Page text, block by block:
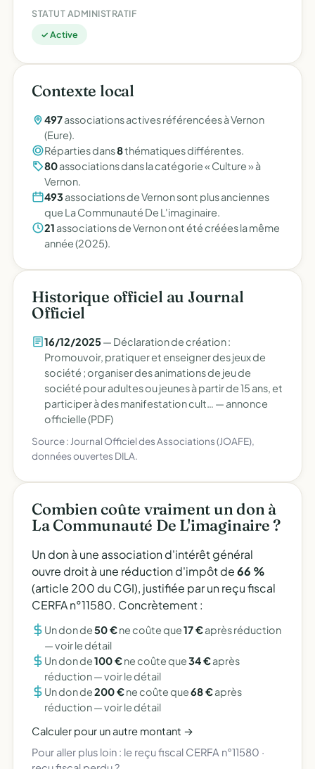
STATUT ADMINISTRATIF
✓ Active
Contexte local
497associations actives référencées à Vernon
(Eure).
Réparties dans8thématiques différentes.
80associations dans la catégorie « Culture » à
Vernon.
493associations de Vernon sont plus anciennes
que La Communauté De L'imaginaire.
21 associations de Vernon ont été créées la même
année (2025).
Historique officiel au Journal
Officiel
16/12/2025— Déclaration de création :
Promouvoir, pratiquer et enseigner des jeux de
société ; organiser des animations de jeu de
société pour adultes ou jeunes à partir de 15 ans, et
participer à des manifestation cult… — annonce
officielle (PDF)
Source : Journal Officiel des Associations (JOAFE),
données ouvertes DILA.
Combien coûte vraiment un don à
La Communauté De L'imaginaire ?
Un don à une association d'intérêt général
ouvre droit à une réduction d'impôt de66 %
(article 200 du CGI), justifiée par un reçu fiscal
CERFA n°11580. Concrètement :
Un don de50 €ne coûte que17 €après réduction
—voir le détail
Un don de100 €ne coûte que34 €après
réduction —voir le détail
Un don de200 €ne coûte que68 €après
réduction —voir le détail
Calculer pour un autre montant →
Pour aller plus loin : le reçu fiscal CERFA n°11580 ·